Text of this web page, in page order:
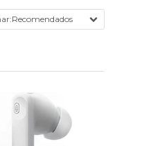
Recomendados